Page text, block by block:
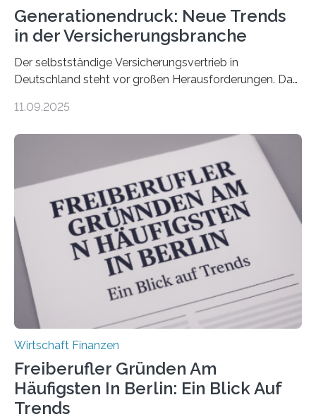
Generationendruck: Neue Trends
in der Versicherungsbranche
Der selbstständige Versicherungsvertrieb in
Deutschland steht vor großen Herausforderungen. Das
Dr. Matthias Beenken und Prof. Dr. Lukas Linnenbrink
Bundesverbands Deutscher Versicherungskaufleute e.V.
durchgeführt haben. Die Studie basiert auf den
Antworten von 1.440 selbstständigen
Versicherungsvertreter*innen und -makler*innen. Ein
Ergebnis: Deutlich mehr als die Hälfte der Befragten ist
über 50 Jahre alt und wird in den nächsten Jahren eine
Nachfolgeregelung benötigen. Aber nur ein Drittel hat
bereits Regelungen…
11.09.2025
Wirtschaft Finanzen
Freiberufler Gründen Am
Häufigsten In Berlin: Ein Blick Auf
Trends